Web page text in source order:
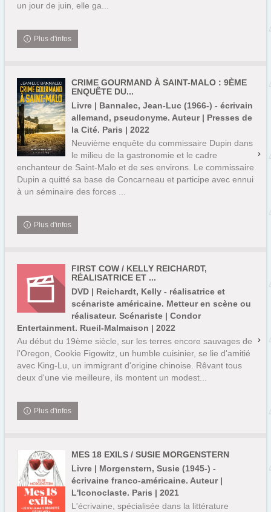
un jour de juin, elle ga...
Plus d'infos
CRIME GOURMAND À SAINT-MALO : 9ÈME
ENQUÊTE DU...
Livre | Bannalec, Jean-Luc (1966-) - écrivain
allemand, pseudonyme. Auteur | Presses de
la Cité. Paris | 2022
Neuvième enquête du commissaire Dupin dans
le milieu de la gastronomie et le cadre
enchanteur de Saint-Malo et de ses environs. Le commissaire
Dupin a quitté sa base de Concarneau et participe avec ennui
à un séminaire des forces ...
Plus d'infos
FIRST COW / KELLY REICHARDT,
RÉALISATRICE ET ...
DVD | Reichardt, Kelly - réalisatrice et
scénariste américaine. Metteur en scène ou
réalisateur. Scénariste | Condor
Entertainment. Rueil-Malmaison | 2022
Au début du 19ème siècle, sur les terres encore sauvages de
l'Oregon, Cookie Figowitz, un humble cuisinier, se lie d'amitié
avec King-Lu, un immigrant d'origine chinoise. Rêvant tous
deux d'une vie meilleure, ils montent un modest...
Plus d'infos
MES 18 EXILS / SUSIE MORGENSTERN
Livre | Morgenstern, Susie (1945-) -
écrivaine franco-américaine. Auteur |
L'Iconoclaste. Paris | 2021
L'écrivaine, spécialisée dans la littérature